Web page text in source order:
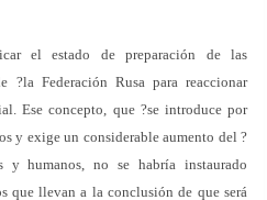
el estado de preparación de las
?la Federación Rusa para reaccionar
Ese concepto, que ?se introduce por
y exige un considerable aumento del ?
y humanos, no se habría instaurado
que llevan a la conclusión de que será